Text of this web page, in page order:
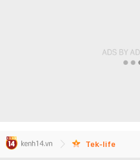
Tek-life